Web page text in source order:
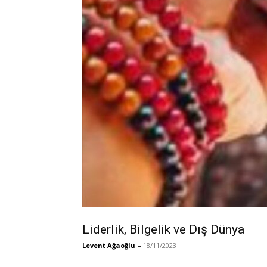
Liderlik, Bilgelik ve Dış Dünya
Levent Ağaoğlu – 18/11/2023